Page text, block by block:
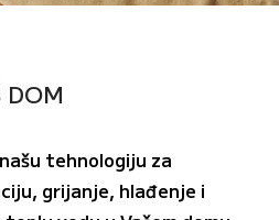
DOM
tehnologiju za
grijanje, hlađenje i